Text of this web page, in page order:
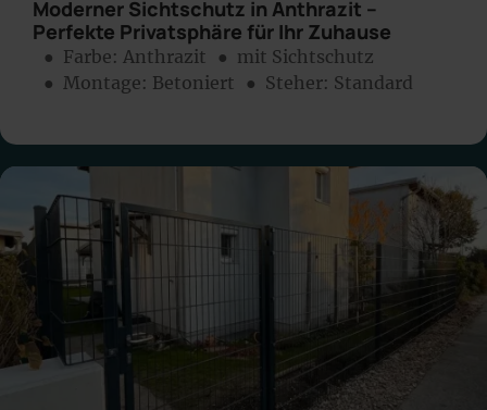
Moderner Sichtschutz in Anthrazit –
Perfekte Privatsphäre für Ihr Zuhause
● Farbe: Anthrazit
● mit Sichtschutz
● Montage: Betoniert ● Steher: Standard